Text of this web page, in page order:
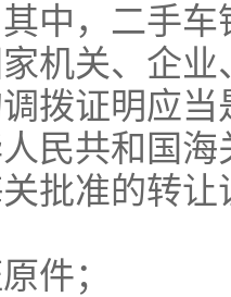
中，二手
机关、企
拨证明应当
人民共和国
批准的转
件；